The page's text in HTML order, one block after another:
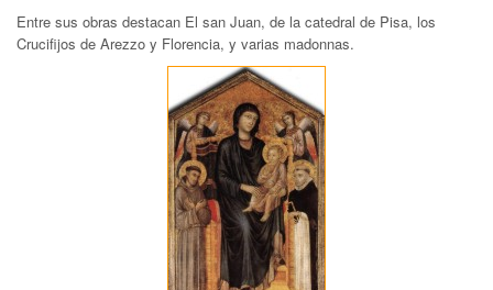
Entre sus obras destacan El san Juan, de la catedral de Pisa, los
Crucifijos de Arezzo y Florencia, y varias madonnas.